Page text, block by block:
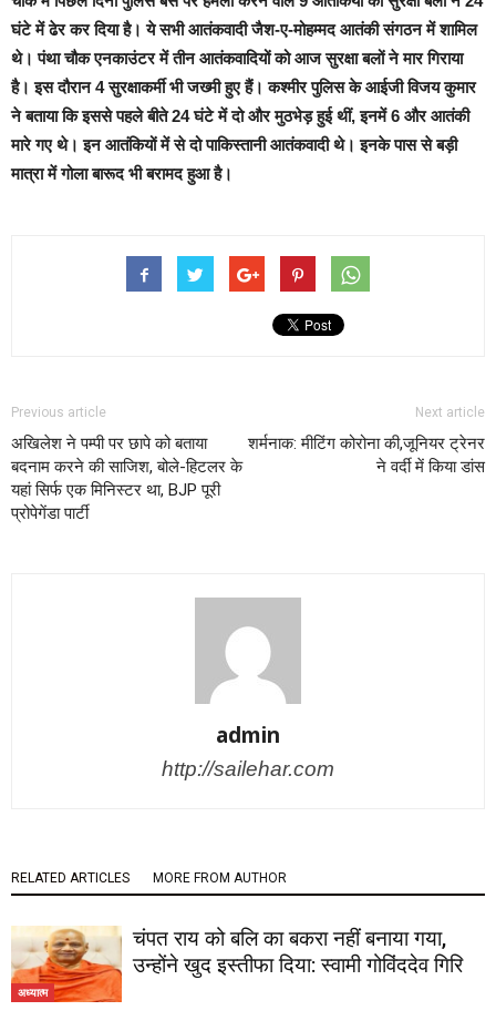
घंटे में ढेर कर दिया है। ये सभी आतंकवादी जैश-ए-मोहम्मद आतंकी संगठन में शामिल
थे। पंथा चौक एनकाउंटर में तीन आतंकवादियों को आज सुरक्षा बलों ने मार गिराया
है। इस दौरान 4 सुरक्षाकर्मी भी जख्मी हुए हैं। कश्मीर पुलिस के आईजी विजय कुमार
ने बताया कि इससे पहले बीते 24 घंटे में दो और मुठभेड़ हुई थीं, इनमें 6 और आतंकी
मारे गए थे। इन आतंकियों में से दो पाकिस्तानी आतंकवादी थे। इनके पास से बड़ी
मात्रा में गोला बारूद भी बरामद हुआ है।
Previous article
अखिलेश ने पम्‍पी पर छापे को बताया
बदनाम करने की साजिश, बोले-हिटलर के
यहां सिर्फ एक मिनिस्‍टर था, BJP पूरी
प्रोपेगेंडा पार्टी
Next article
शर्मनाक: मीटिंग कोरोना की,जूनियर ट्रेनर
ने वर्दी में किया डांस
admin
http://sailehar.com
RELATED ARTICLES MORE FROM AUTHOR
अध्यात्म
चंपत राय को बलि का बकरा नहीं बनाया गया,
उन्होंने खुद इस्तीफा दिया: स्वामी गोविंददेव गिरि